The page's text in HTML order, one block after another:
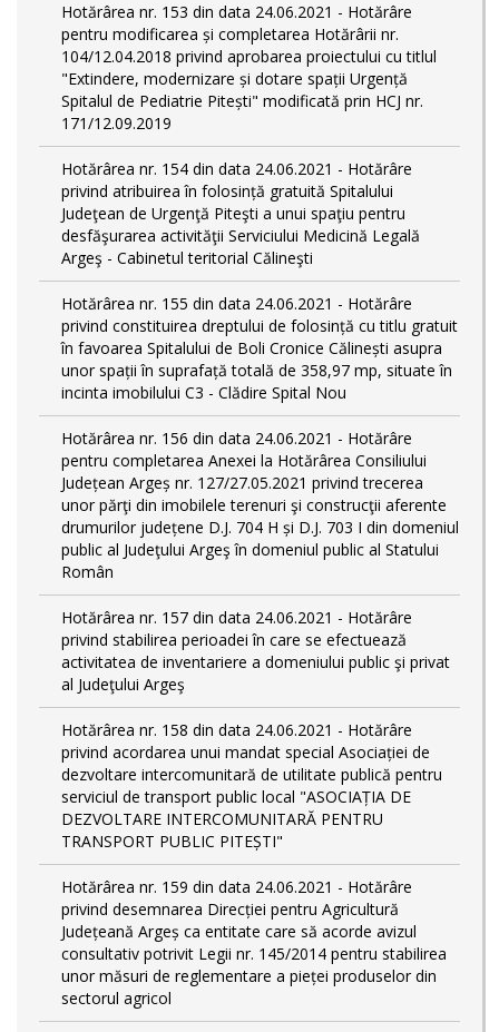
Hotărârea nr. 153 din data 24.06.2021 - Hotărâre
pentru modificarea și completarea Hotărârii nr.
104/12.04.2018 privind aprobarea proiectului cu titlul
"Extindere, modernizare și dotare spații Urgență
Spitalul de Pediatrie Pitești" modificată prin HCJ nr.
171/12.09.2019
Hotărârea nr. 154 din data 24.06.2021 - Hotărâre
privind atribuirea în folosință gratuită Spitalului
Judeţean de Urgenţă Piteşti a unui spaţiu pentru
desfăşurarea activităţii Serviciului Medicină Legală
Argeş - Cabinetul teritorial Călineşti
Hotărârea nr. 155 din data 24.06.2021 - Hotărâre
privind constituirea dreptului de folosință cu titlu gratuit
în favoarea Spitalului de Boli Cronice Călinești asupra
unor spații în suprafață totală de 358,97 mp, situate în
incinta imobilului C3 - Clădire Spital Nou
Hotărârea nr. 156 din data 24.06.2021 - Hotărâre
pentru completarea Anexei la Hotărârea Consiliului
Județean Argeș nr. 127/27.05.2021 privind trecerea
unor părţi din imobilele terenuri şi construcţii aferente
drumurilor județene D.J. 704 H și D.J. 703 I din domeniul
public al Judeţului Argeş în domeniul public al Statului
Român
Hotărârea nr. 157 din data 24.06.2021 - Hotărâre
privind stabilirea perioadei în care se efectuează
activitatea de inventariere a domeniului public şi privat
al Judeţului Argeş
Hotărârea nr. 158 din data 24.06.2021 - Hotărâre
privind acordarea unui mandat special Asociației de
dezvoltare intercomunitară de utilitate publică pentru
serviciul de transport public local "ASOCIAȚIA DE
DEZVOLTARE INTERCOMUNITARĂ PENTRU
TRANSPORT PUBLIC PITEȘTI"
Hotărârea nr. 159 din data 24.06.2021 - Hotărâre
privind desemnarea Direcției pentru Agricultură
Județeană Argeș ca entitate care să acorde avizul
consultativ potrivit Legii nr. 145/2014 pentru stabilirea
unor măsuri de reglementare a pieței produselor din
sectorul agricol